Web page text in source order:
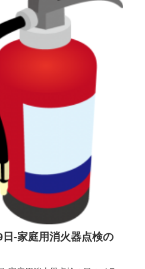
日-家庭用消火器点検の